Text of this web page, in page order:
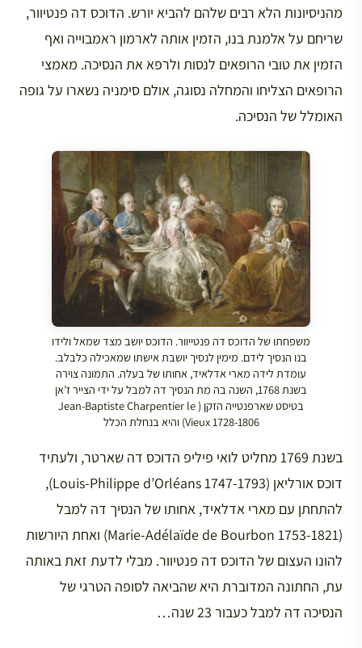
מהניסיונות הלא רבים שלהם להביא יורש. הדוכס דה פנטיוור,
שריחם על אלמנת בנו, הזמין אותה לארמון ראמבוייה ואף
הזמין את טובי הרופאים לנסות ולרפא את הנסיכה. מאמצי
הרופאים הצליחו והמחלה נסוגה, אולם סימניה נשארו על גופה
האומלל של הנסיכה.
משפחתו של הדוכס דה פנטייוור. הדוכס יושב מצד שמאל ולידו
בנו הנסיך לידם. מימין לנסיך יושבת אישתו שמאכילה כלבלב.
עומדת לידה מארי אדלאיד, אחותו של בעלה. התמונה צוירה
בשנת 1768, השנה בה מת הנסיך דה למבל על ידי הצייר ז’אן
בטיסט שארפנטייה הזקן ( Jean-Baptiste Charpentier le
Vieux 1728-1806) והיא בנחלת הכלל
בשנת 1769 מחליט לואי פיליפ הדוכס דה שארטר, ולעתיד
דוכס אורליאן (Louis-Philippe d’Orléans 1747-1793),
להתחתן עם מארי אדלאיד, אחותו של הנסיך דה למבל
(Marie-Adélaïde de Bourbon 1753-1821) ואחת היורשות
להונו העצום של הדוכס דה פנטיוור. מבלי לדעת זאת באותה
עת, החתונה המדוברת היא שהביאה לסופה הטרגי של
הנסיכה דה למבל כעבור 23 שנה…